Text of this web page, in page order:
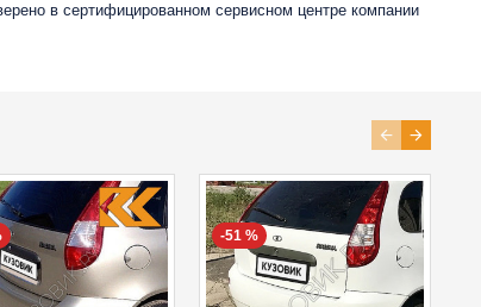
в сертифицированном сервисном центре компании
-51 %